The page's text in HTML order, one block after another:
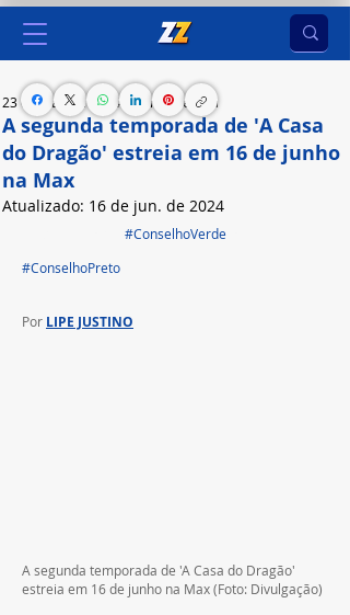
A segunda temporada de 'A Casa
do Dragão' estreia em 16 de junho
na Max
23 de mar. de 2024 3 min de leitura
Atualizado: 16 de jun. de 2024
#ConselhoVerde
#ConselhoPreto
Por LIPE JUSTINO
A segunda temporada de 'A Casa do Dragão'
estreia em 16 de junho na Max (Foto: Divulgação)